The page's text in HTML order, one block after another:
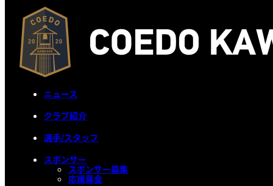
ニュース
クラブ紹介
選手/スタッフ
スポンサー
スポンサー募集
応援募金